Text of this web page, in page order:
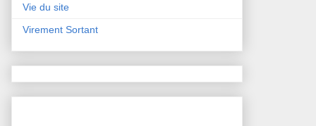
Vie du site
Virement Sortant